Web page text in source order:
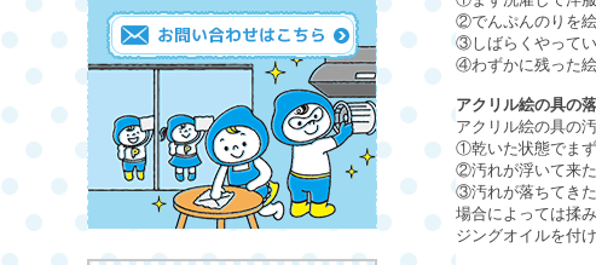
②でんぷんのりを絵
③しばらくやってい
④わずかに残った絵
アクリル絵の具の
アクリル絵の具の
①乾いた状態でまず
②汚れが浮いて来た
③汚れが落ちてきた
場合によっては揉
ジングオイルを付